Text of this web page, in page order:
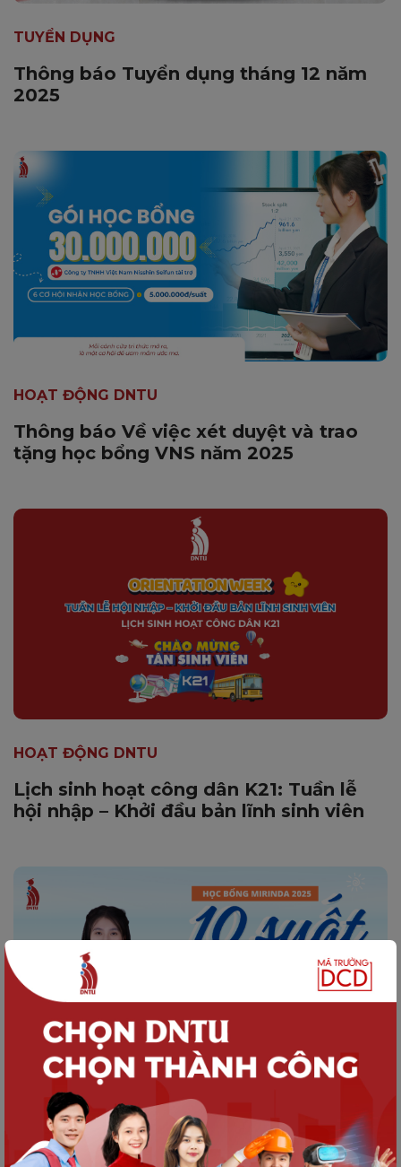
TUYỂN DỤNG
Thông báo Tuyển dụng tháng 12 năm
2025
HOẠT ĐỘNG DNTU
Thông báo Về việc xét duyệt và trao
tặng học bổng VNS năm 2025
HOẠT ĐỘNG DNTU
Lịch sinh hoạt công dân K21: Tuần lễ
hội nhập – Khởi đầu bản lĩnh sinh viên
SINH VIÊN DNTU
Thông báo Về việc xét duyệt và trao